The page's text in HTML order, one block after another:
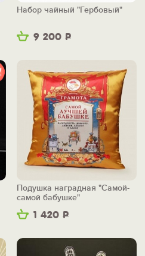
9 200 Р
Набор чайный "Гербовый"
1 420 Р
Подушка наградная "Самой-
самой бабушке"